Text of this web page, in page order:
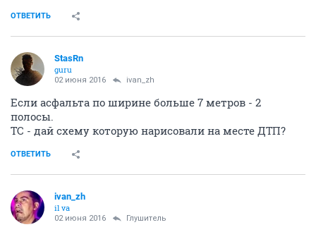
ОТВЕТИТЬ
StasRn
guru
02 июня 2016 ivаn_zh
Если асфальта по ширине больше 7 метров - 2
полосы.
ТС - дай схему которую нарисовали на месте ДТП?
ОТВЕТИТЬ
ivаn_zh
il va
02 июня 2016 Глушитель